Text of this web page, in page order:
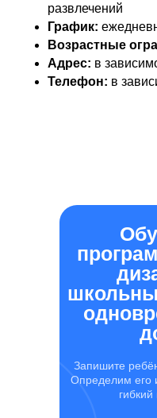
развлечений
График:
Возрастные
Адрес: в
Телефон: в
Запишите
Определим его